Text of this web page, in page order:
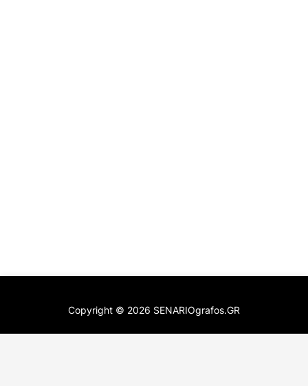
Copyright © 2026 SENARIOgrafos.GR